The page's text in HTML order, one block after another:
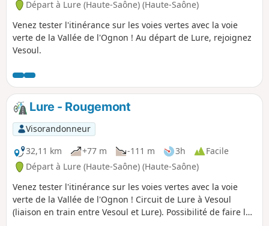
Départ à Lure (Haute-Saône) (Haute-Saône)
Venez tester l'itinérance sur les voies vertes avec la voie
verte de la Vallée de l'Ognon ! Au départ de Lure, rejoignez
Vesoul.
Lure - Rougemont
Visorandonneur
32,11 km
+77 m -111 m 3h
Facile
Départ à Lure (Haute-Saône) (Haute-Saône)
Venez tester l'itinérance sur les voies vertes avec la voie
verte de la Vallée de l'Ognon ! Circuit de Lure à Vesoul
(liaison en train entre Vesoul et Lure). Possibilité de faire le